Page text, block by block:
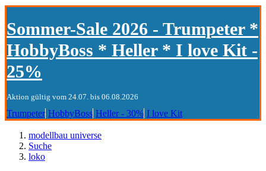
Sommer-Sale 2026 - Trumpeter *
HobbyBoss * Heller * I love Kit -
25%
Aktion gültig vom 24.07. bis 06.08.2026
Trumpeter HobbyBoss Heller - 30% I love Kit
modellbau universe
Suche
loko